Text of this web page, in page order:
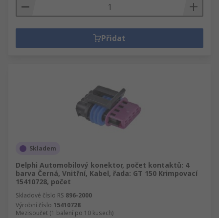
Přidat
Skladem
Delphi Automobilový konektor, počet kontaktů: 4
barva Černá, Vnitřní, Kabel, řada: GT 150 Krimpovací
15410728, počet
Skladové číslo RS 896-2000
Výrobní číslo 15410728
Mezisoučet (1 balení po 10 kusech)